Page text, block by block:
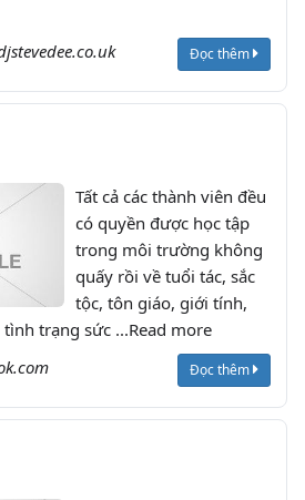
Đọc thêm
Tất cả các thành viên đều
có quyền được học tập
trong môi trường không
quấy rồi về tuổi tác, sắc
tộc, tôn giáo, giới tính,
trạng sức ...Read more
Đọc thêm